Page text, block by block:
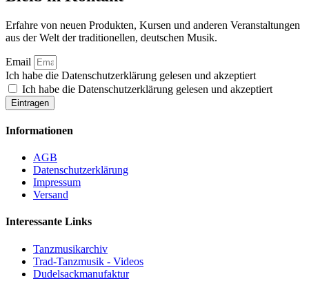
Erfahre von neuen Produkten, Kursen und anderen Veranstaltungen
aus der Welt der traditionellen, deutschen Musik.
Email
Ich habe die Datenschutzerklärung gelesen und akzeptiert
Ich habe die Datenschutzerklärung gelesen und akzeptiert
Eintragen
Informationen
AGB
Datenschutzerklärung
Impressum
Versand
Interessante Links
Tanzmusikarchiv
Trad-Tanzmusik - Videos
Dudelsackmanufaktur